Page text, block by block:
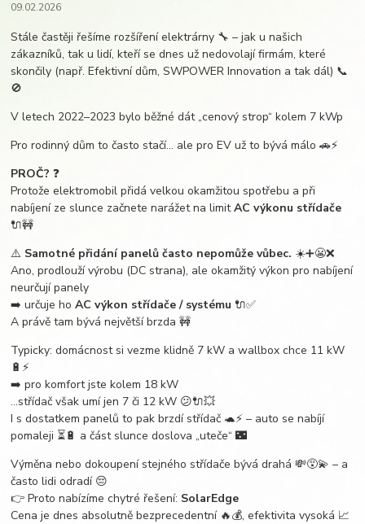
09.02.2026
Stále častěji řešíme rozšíření elektrárny 🔧 – jak u našich
zákazníků, tak u lidí, kteří se dnes už nedovolají firmám, které
skončily (např. Efektivní dům, SWPOWER Innovation a tak dál) 📞
🚫
V letech 2022–2023 bylo běžné dát „cenový strop“ kolem 7 kWp
Pro rodinný dům to často stačí… ale pro EV už to bývá málo 🚗⚡️
PROČ? ❓
Protože elektromobil přidá velkou okamžitou spotřebu a při
nabíjení ze slunce začnete narážet na limitAC výkonu střídače
🔌🚧
⚠️ Samotné přidání panelů často nepomůže vůbec. ☀️➕😬❌
Ano, prodlouží výrobu (DC strana), ale okamžitý výkon pro nabíjení
neurčují panely
➡️ určuje hoAC výkon střídače / systému 🔌✅
A právě tam bývá největší brzda 🚧
Typicky: domácnost si vezme klidně 7 kW a wallbox chce 11 kW
🔋⚡️
➡️ pro komfort jste kolem 18 kW
…střídač však umí jen 7 či 12 kW 😕🔌💥
I s dostatkem panelů to pak brzdí střídač 🐢⚡️ – auto se nabíjí
pomaleji ⏳🔋 a část slunce doslova „uteče“ 🌃
Výměna nebo dokoupení stejného střídače bývá drahá 💸😵‍💫 – a
často lidi odradí 😔
👉 Proto nabízíme chytré řešení: SolarEdge
Cena je dnes absolutně bezprecedentní 🔥💰, efektivita vysoká 📈